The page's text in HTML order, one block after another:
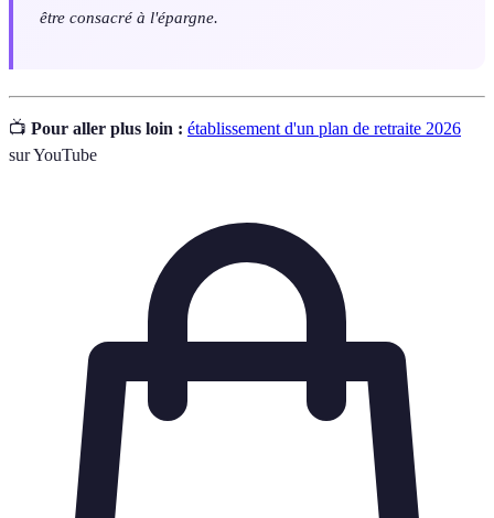
être consacré à l'épargne.
📺 Pour aller plus loin : établissement d'un plan de retraite 2026
sur YouTube